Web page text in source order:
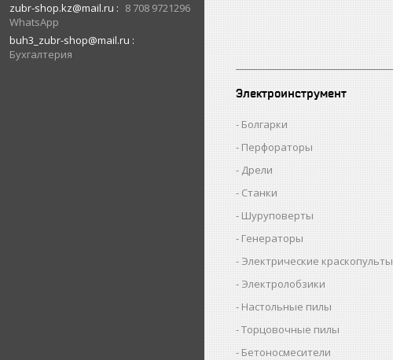
zubr-shop.kz@mail.ru
8 708 9721296
WhatsApp
buh3_zubr-shop@mail.ru
Бухгалтерия
Электроинструмент
Болгарки
Перфораторы
Дрели
Станки
Шуруповерты
Генераторы
Электрические краскопульты
Электролобзики
Настольные пилы
Торцовочные пилы
Бетоносмесители